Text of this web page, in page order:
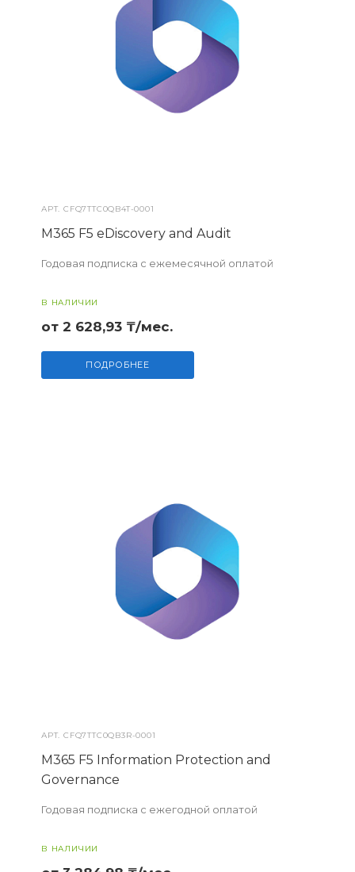
АРТ.CFQ7TTC0QB4T-0001
M365 F5 eDiscovery and Audit
Годовая подписка с ежемесячной оплатой
В НАЛИЧИИ
от 2 628,93 ₸/мес.
ПОДРОБНЕЕ
АРТ.CFQ7TTC0QB3R-0001
M365 F5 Information Protection and
Governance
Годовая подписка с ежегодной оплатой
В НАЛИЧИИ